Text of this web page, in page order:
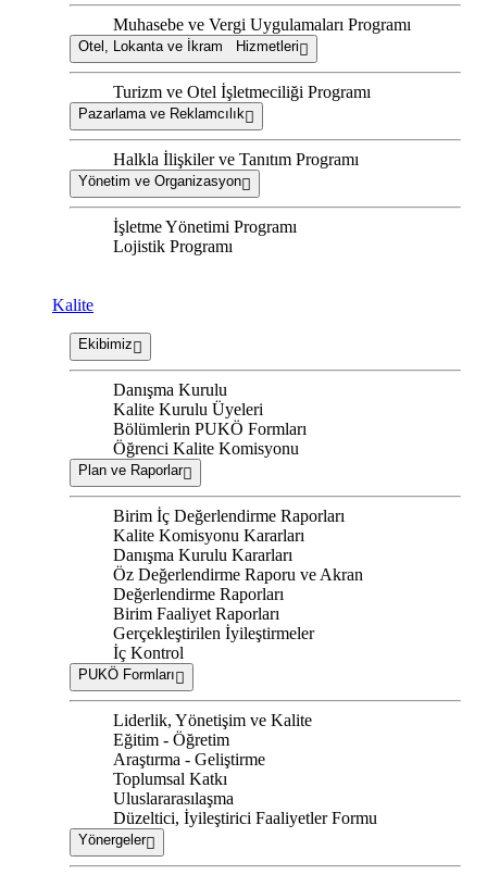
Muhasebe ve Vergi Uygulamaları Programı
Otel, Lokanta ve İkram Hizmetleri
Turizm ve Otel İşletmeciliği Programı
Pazarlama ve Reklamcılık
Halkla İlişkiler ve Tanıtım Programı
Yönetim ve Organizasyon
İşletme Yönetimi Programı
Lojistik Programı
Kalite
Ekibimiz
Danışma Kurulu
Kalite Kurulu Üyeleri
Bölümlerin PUKÖ Formları
Öğrenci Kalite Komisyonu
Plan ve Raporlar
Birim İç Değerlendirme Raporları
Kalite Komisyonu Kararları
Danışma Kurulu Kararları
Öz Değerlendirme Raporu ve Akran
Değerlendirme Raporları
Birim Faaliyet Raporları
Gerçekleştirilen İyileştirmeler
İç Kontrol
PUKÖ Formları
Liderlik, Yönetişim ve Kalite
Eğitim - Öğretim
Araştırma - Geliştirme
Toplumsal Katkı
Uluslararasılaşma
Düzeltici, İyileştirici Faaliyetler Formu
Yönergeler